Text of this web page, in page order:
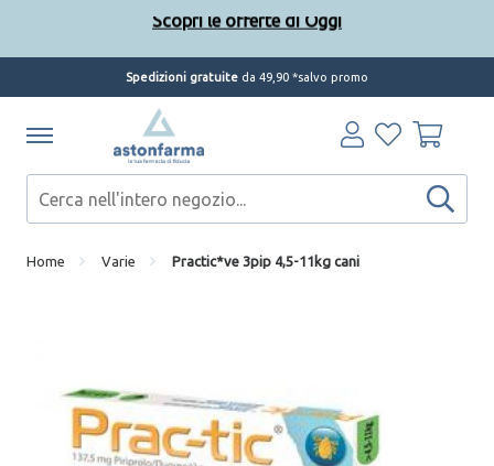
Spedizioni gratuite da 49,90 *salvo promo
Home Varie Practic*ve 3pip 4,5-11kg cani
Scopri le offerte di Oggi